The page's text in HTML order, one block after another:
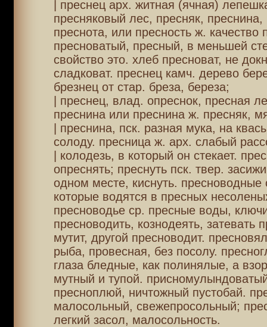
| преснец арх. житная (ячная)
пресняковый лес, пресняк,
преснота, или пресность ж. качество
пресноватый, пресный, в меньшей
свойство это. хлеб пресноват, не
сладковат. преснец камч. дерево
брезнец от стар. бреза, береза;
| преснец, влад. опреснок, пресная
преснина или преснина ж. пресняк,
| преснина, пск. разная мука, на
солоду. пресница ж. арх. слабый
| колодезь, в который он стекает.
опреснять; преснуть пск. твер.
одном месте, киснуть. пресноводные
которые водятся в пресных
пресноводье ср. пресные воды,
пресноводить, кознодеять, затевать
мутит, другой пресноводит.
рыба, провесная, без посолу.
глаза бледные, как полинялые, а
мутный и тупой.
пресноплюй, ничтожный пустобай.
малосольный, свежепросольный;
легкий засол, малосольность.